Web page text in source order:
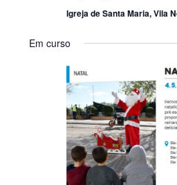
Igreja de Santa Maria, Vila
Em curso